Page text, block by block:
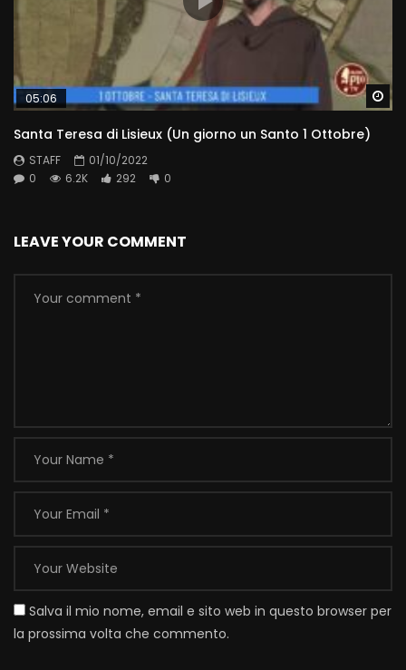
05:06
Santa Teresa di Lisieux (Un giorno un Santo 1 Ottobre)
STAFF
01/10/2022
0
6.2K 292 0
LEAVE YOUR COMMENT
Salva il mio nome, email e sito web in questo browser per
la prossima volta che commento.